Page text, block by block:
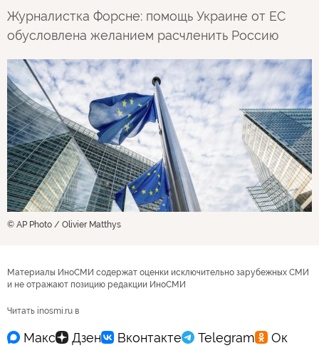
Журналистка Форсне: помощь Украине от ЕС
обусловлена желанием расчленить Россию
© AP Photo / Olivier Matthys
Материалы ИноСМИ содержат оценки исключительно зарубежных СМИ
и не отражают позицию редакции ИноСМИ
Читать inosmi.ru в